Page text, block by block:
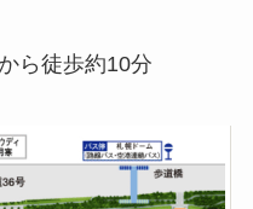
ら徒歩約10分